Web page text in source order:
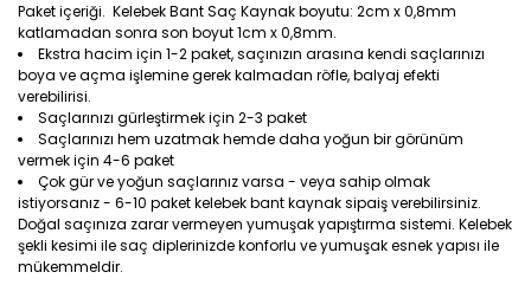
Paket içeriği. Kelebek Bant Saç Kaynak boyutu: 2cm x 0,8mm
katlamadan sonra son boyut 1cm x 0,8mm.
Ekstra hacim için 1-2 paket, saçınızın arasına kendi saçlarınızı
boya ve açma işlemine gerek kalmadan röfle, balyaj efekti
verebilirisi.
Saçlarınızı gürleştirmek için 2-3 paket
Saçlarınızı hem uzatmak hemde daha yoğun bir görünüm
vermek için 4-6 paket
Çok gür ve yoğun saçlarınız varsa - veya sahip olmak
istiyorsanız - 6-10 paket kelebek bant kaynak sipaiş verebilirsiniz.
Doğal saçınıza zarar vermeyen yumuşak yapıştırma sistemi. Kelebek
şekli kesimi ile saç diplerinizde konforlu ve yumuşak esnek yapısı ile
mükemmeldir.